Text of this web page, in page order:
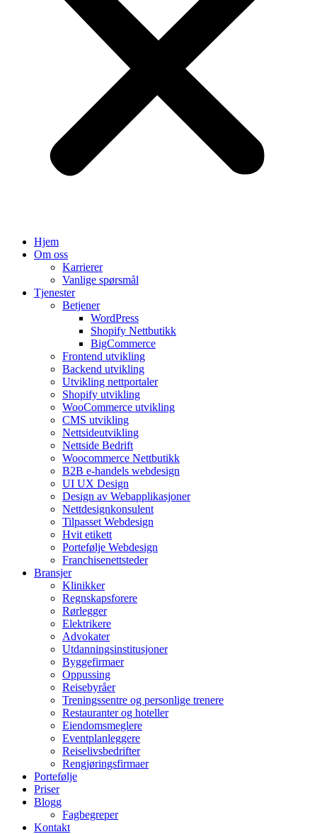
Hjem
Om oss
Karrierer
Vanlige spørsmål
Tjenester
Betjener
WordPress
Shopify Nettbutikk
BigCommerce
Frontend utvikling
Backend utvikling
Utvikling nettportaler
Shopify utvikling
WooCommerce utvikling
CMS utvikling
Nettsideutvikling
Nettside Bedrift
Woocommerce Nettbutikk
B2B e-handels webdesign
UI UX Design
Design av Webapplikasjoner
Nettdesignkonsulent
Tilpasset Webdesign
Hvit etikett
Portefølje Webdesign
Franchisenettsteder
Bransjer
Klinikker
Regnskapsforere
Rørlegger
Elektrikere
Advokater
Utdanningsinstitusjoner
Byggefirmaer
Oppussing
Reisebyråer
Treningssentre og personlige trenere
Restauranter og hoteller
Eiendomsmeglere
Eventplanleggere
Reiselivsbedrifter
Rengjøringsfirmaer
Portefølje
Priser
Blogg
Fagbegreper
Kontakt